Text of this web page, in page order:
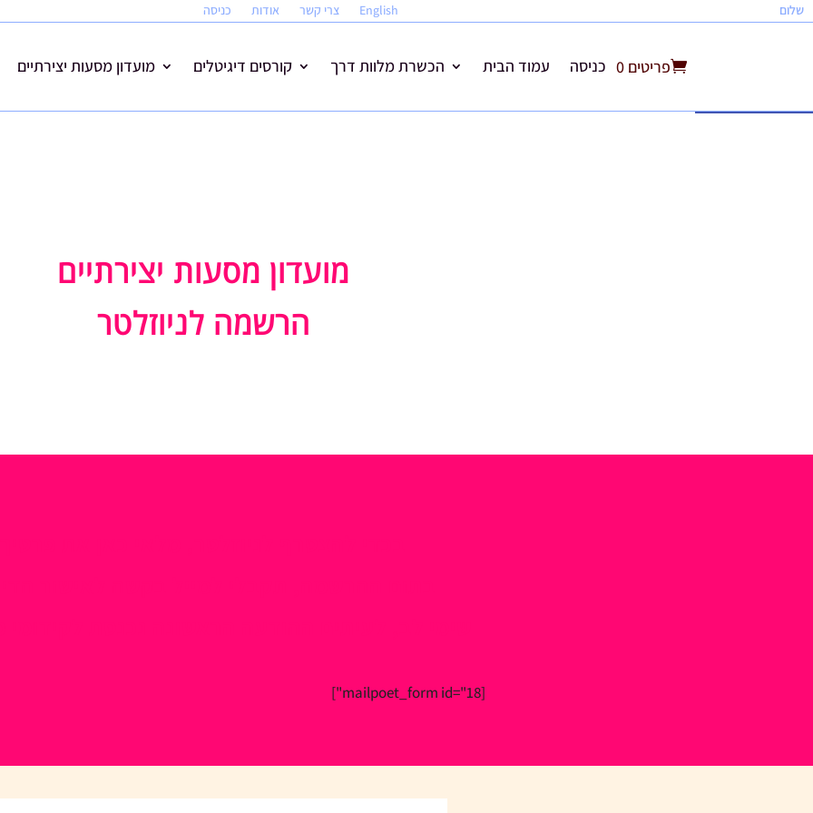
English צרי קשר אודות כניסה שלום
פריטים 0 כניסה עמוד הבית הכשרת מלוות דרך קורסים דיגיטלים מועדון מסעות יצירתיים
מועדון מסעות יצירתיים
הרשמה לניוזלטר
[mailpoet_form id="18"]